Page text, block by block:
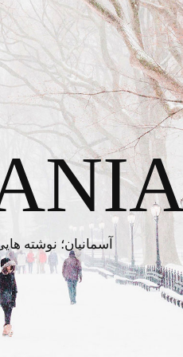
آسمانیان؛ نوشته